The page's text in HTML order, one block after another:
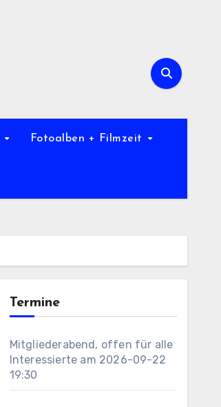
Fotoalben + Filmzeit
Termine
Mitgliederabend, offen für alle
Interessierte am 2026-09-22
19:30